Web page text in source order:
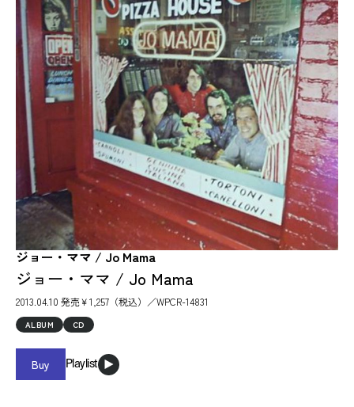
ジョー・ママ / Jo Mama
ジョー・ママ / Jo Mama
2013.04.10 発売￥1,257（税込）／WPCR-14831
ALBUM CD
Buy Playlist